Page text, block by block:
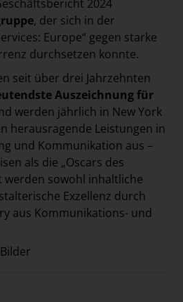
2024
, der sich in der
Europe“ gegen starke
durchsetzen konnte.
seit über drei Jahrzehnten
Auszeichnung für
werden jährlich in New York
herausragende Leistungen in
und Kommunikation aus –
als die „Oscars des
werden sowohl inhaltliche
Exzellenz durch
aus Kommunikations- und